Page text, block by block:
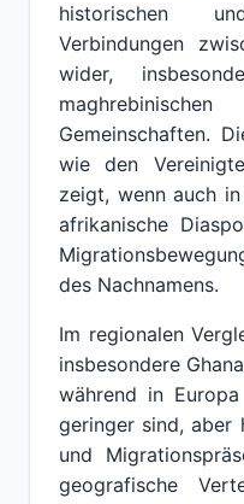
historischen
Verbindungen
wider,
Gemeinschaften.
wie den
zeigt, wenn auch
afrikanische
des Nachnamens.
Im regionalen
insbesondere
während in
geringer sind, aber
und
geografische